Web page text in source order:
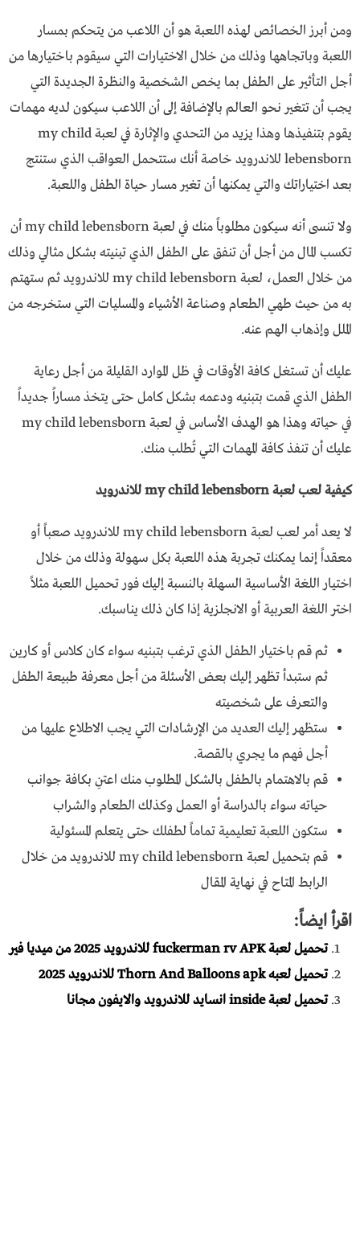
ومن أبرز الخصائص لهذه اللعبة هو أن اللاعب من يتحكم بمسار
اللعبة وباتجاهها وذلك من خلال الاختيارات التي سيقوم باختيارها من
أجل التأثير على الطفل بما يخص الشخصية والنظرة الجديدة التي
يجب أن تتغير نحو العالم بالإضافة إلى أن اللاعب سيكون لديه مهمات
يقوم بتنفيذها وهذا يزيد من التحدي والإثارة في لعبة my child
lebensborn للاندرويد خاصة أنك ستتحمل العواقب الذي ستنتج
بعد اختياراتك والتي يمكنها أن تغير مسار حياة الطفل واللعبة.
ولا تنسى أنه سيكون مطلوباً منك في لعبة my child lebensborn أن
تكسب المال من أجل أن تنفق على الطفل الذي تبنيته بشكل مثالي وذلك
من خلال العمل، لعبة my child lebensborn للاندرويد ثم ستهتم
به من حيث طهي الطعام وصناعة الأشياء والمسليات التي ستخرجه من
الملل وإذهاب الهم عنه.
عليك أن تستغل كافة الأوقات في ظل الموارد القليلة من أجل رعاية
الطفل الذي قمت بتبنيه ودعمه بشكل كامل حتى يتخذ مساراً جديداً
في حياته وهذا هو الهدف الأساس في لعبة my child lebensborn
عليك أن تنفذ كافة المهمات التي تُطلب منك.
كيفية لعب لعبة my child lebensborn للاندرويد
لا يعد أمر لعب لعبة my child lebensborn للاندرويد صعباً أو
معقداً إنما يمكنك تجربة هذه اللعبة بكل سهولة وذلك من خلال
اختيار اللغة الأساسية السهلة بالنسبة إليك فور تحميل اللعبة مثلاً
اختر اللغة العربية أو الانجلزية إذا كان ذلك يناسبك.
ثم قم باختيار الطفل الذي ترغب بتبنيه سواء كان كلاس أو كارين
ثم ستبدأ تظهر إليك بعض الأسئلة من أجل معرفة طبيعة الطفل
والتعرف على شخصيته
ستظهر إليك العديد من الإرشادات التي يجب الاطلاع عليها من
أجل فهم ما يجري بالقصة.
قم بالاهتمام بالطفل بالشكل المطلوب منك اعتنِ بكافة جوانب
حياته سواء بالدراسة أو العمل وكذلك الطعام والشراب
ستكون اللعبة تعليمية تماماً لطفلك حتى يتعلم المسئولية
قم بتحميل لعبة my child lebensborn للاندرويد من خلال
الرابط المتاح في نهاية المقال
اقرأ ايضاً:
تحميل لعبة fuckerman rv APK للاندرويد 2025 من ميديا فير
تحميل لعبه Thorn And Balloons apk للاندرويد 2025
تحميل لعبة inside انسايد للاندرويد والايفون مجانا